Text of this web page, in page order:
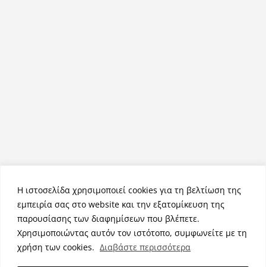
Η ιστοσελίδα χρησιμοποιεί cookies για τη βελτίωση της
εμπειρία σας στο website και την εξατομίκευση της
παρουσίασης των διαφημίσεων που βλέπετε.
Χρησιμοποιώντας αυτόν τον ιστότοπο, συμφωνείτε με τη
χρήση των cookies. Διαβάστε περισσότερα
Πνευματικά Δικαιώματα © 2026NemeaPress. Τα πνευματικά
δικαιώματα προστατεύονται.